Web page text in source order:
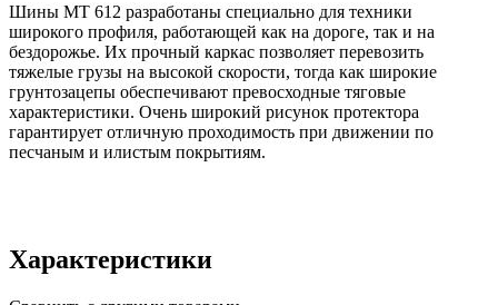
Шины MT 612 разработаны специально для техники
широкого профиля, работающей как на дороге, так и на
бездорожье. Их прочный каркас позволяет перевозить
тяжелые грузы на высокой скорости, тогда как широкие
грунтозацепы обеспечивают превосходные тяговые
характеристики. Очень широкий рисунок протектора
гарантирует отличную проходимость при движении по
песчаным и илистым покрытиям.
Характеристики